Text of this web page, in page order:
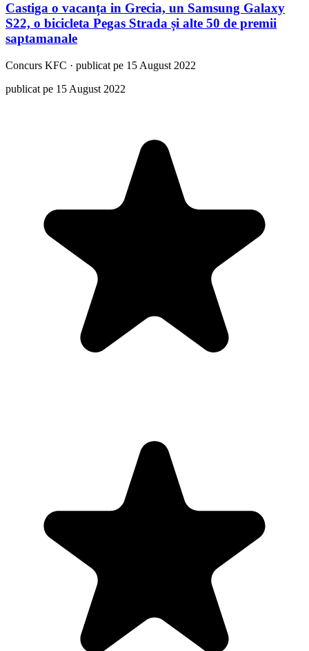
Castiga o vacanța in Grecia, un Samsung Galaxy
S22, o bicicleta Pegas Strada și alte 50 de premii
saptamanale
Concurs KFC · publicat pe 15 August 2022
publicat pe 15 August 2022